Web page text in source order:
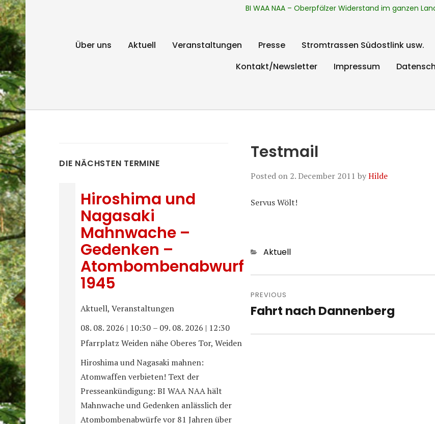
BI WAA NAA – Oberpfälzer Widerstand im ganzen
Über uns Aktuell Veranstaltungen Presse Stromtrassen Südostlink usw.
Kontakt/Newsletter
Impressum
Testmail
Posted on 2. December 2011 byHilde
Servus Wölt!
Categories
Aktuell
Post
navigation
PREVIOUS
Previous
Fahrt nach Dannenberg
DIE NÄCHSTEN TERMINE
Hiroshima und
Nagasaki
Mahnwache –
Gedenken –
Atombombenabwurf
1945
Aktuell, Veranstaltungen
08. 08. 2026 | 10:30 – 09. 08. 2026 | 12:30
Pfarrplatz Weiden nähe Oberes Tor, Weiden
Hiroshima und Nagasaki mahnen:
Atomwaffen verbieten! Text der
Presseankündigung: BI WAA NAA hält
Mahnwache und Gedenken anlässlich der
Atombombenabwürfe vor 81 Jahren über